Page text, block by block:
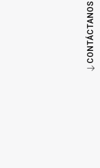
CONTÁCTANOS